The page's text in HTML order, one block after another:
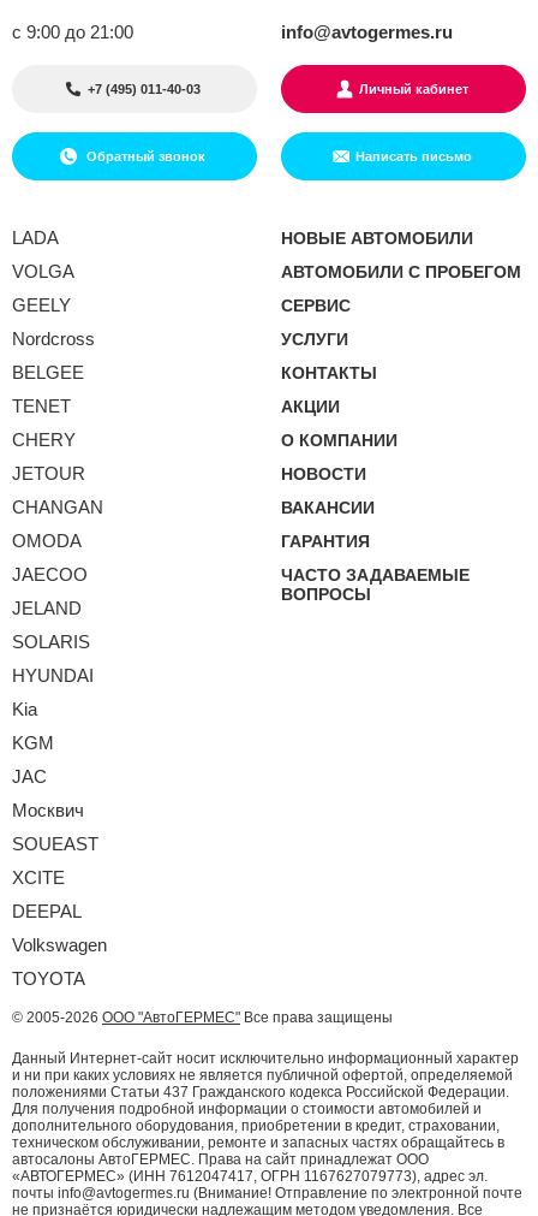
с 9:00 до 21:00 info@avtogermes.ru
+7 (495) 011-40-03 Личный кабинет
Обратный звонок Написать письмо
LADA
VOLGA
GEELY
Nordcross
BELGEE
TENET
CHERY
JETOUR
CHANGAN
OMODA
JAECOO
JELAND
SOLARIS
HYUNDAI
Kia
KGM
JAC
Москвич
SOUEAST
XCITE
DEEPAL
Volkswagen
TOYOTA
НОВЫЕ АВТОМОБИЛИ
АВТОМОБИЛИ С ПРОБЕГОМ
СЕРВИС
УСЛУГИ
КОНТАКТЫ
АКЦИИ
О КОМПАНИИ
НОВОСТИ
ВАКАНСИИ
ГАРАНТИЯ
ЧАСТО ЗАДАВАЕМЫЕ
ВОПРОСЫ
© 2005-2026 ООО "АвтоГЕРМЕС" Все права защищены
Данный Интернет-сайт носит исключительно информационный характер
и ни при каких условиях не является публичной офертой, определяемой
положениями Статьи 437 Гражданского кодекса Российской Федерации.
Для получения подробной информации о стоимости автомобилей и
дополнительного оборудования, приобретении в кредит, страховании,
техническом обслуживании, ремонте и запасных частях обращайтесь в
автосалоны АвтоГЕРМЕС. Права на сайт принадлежат ООО
«АВТОГЕРМЕС» (ИНН 7612047417, ОГРН 1167627079773), адрес эл.
почты info@avtogermes.ru (Внимание! Отправление по электронной почте
не признаётся юридически надлежащим методом уведомления. Все